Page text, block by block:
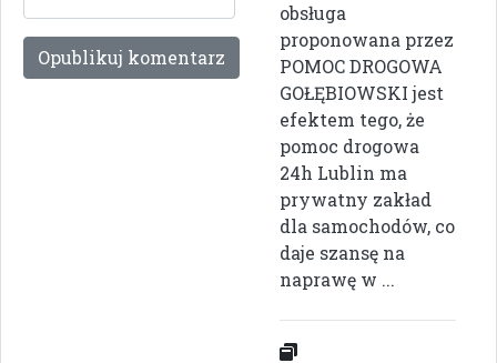
obsługa
proponowana przez
POMOC DROGOWA
GOŁĘBIOWSKI jest
efektem tego, że
pomoc drogowa
24h Lublin ma
prywatny zakład
dla samochodów, co
daje szansę na
naprawę w ...